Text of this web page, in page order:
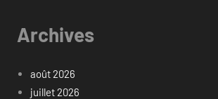
Archives
août 2026
juillet 2026